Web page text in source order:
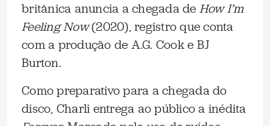
britânica anuncia a chegada de How I’m
Feeling Now(2020), registro que conta
com a produção de A.G. Cook e BJ
Burton.
Como preparativo para a chegada do
disco, Charli entrega ao público a inédita